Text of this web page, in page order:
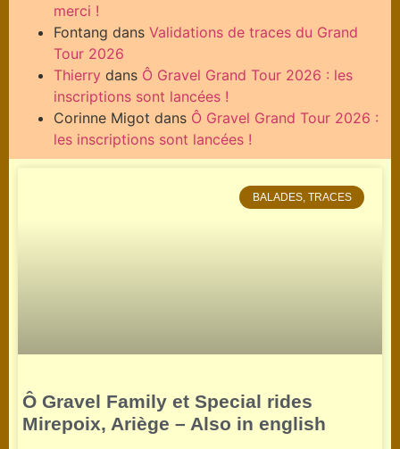
merci !
Fontang dans Validations de traces du Grand
Tour 2026
Thierry dans Ô Gravel Grand Tour 2026 : les
inscriptions sont lancées !
Corinne Migot dans Ô Gravel Grand Tour 2026 :
les inscriptions sont lancées !
BALADES, TRACES
Ô Gravel Family et Special rides
Mirepoix, Ariège – Also in english